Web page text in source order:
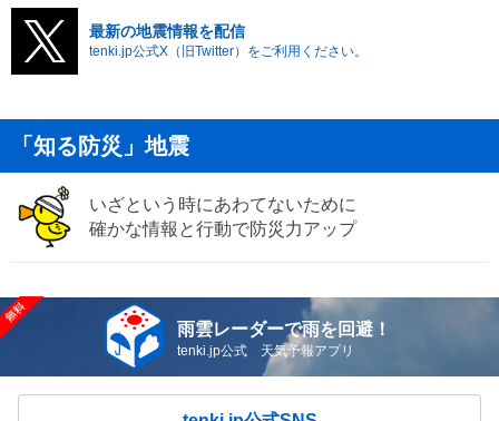
最新の地震情報を配信
tenki.jp公式X（旧Twitter）をご利用ください。
「知る防災」地震
いざという時にあわてないために
確かな情報と行動で防災力アップ
雨雲レーダーで雨を回避！
tenki.jp公式 天気予報アプリ